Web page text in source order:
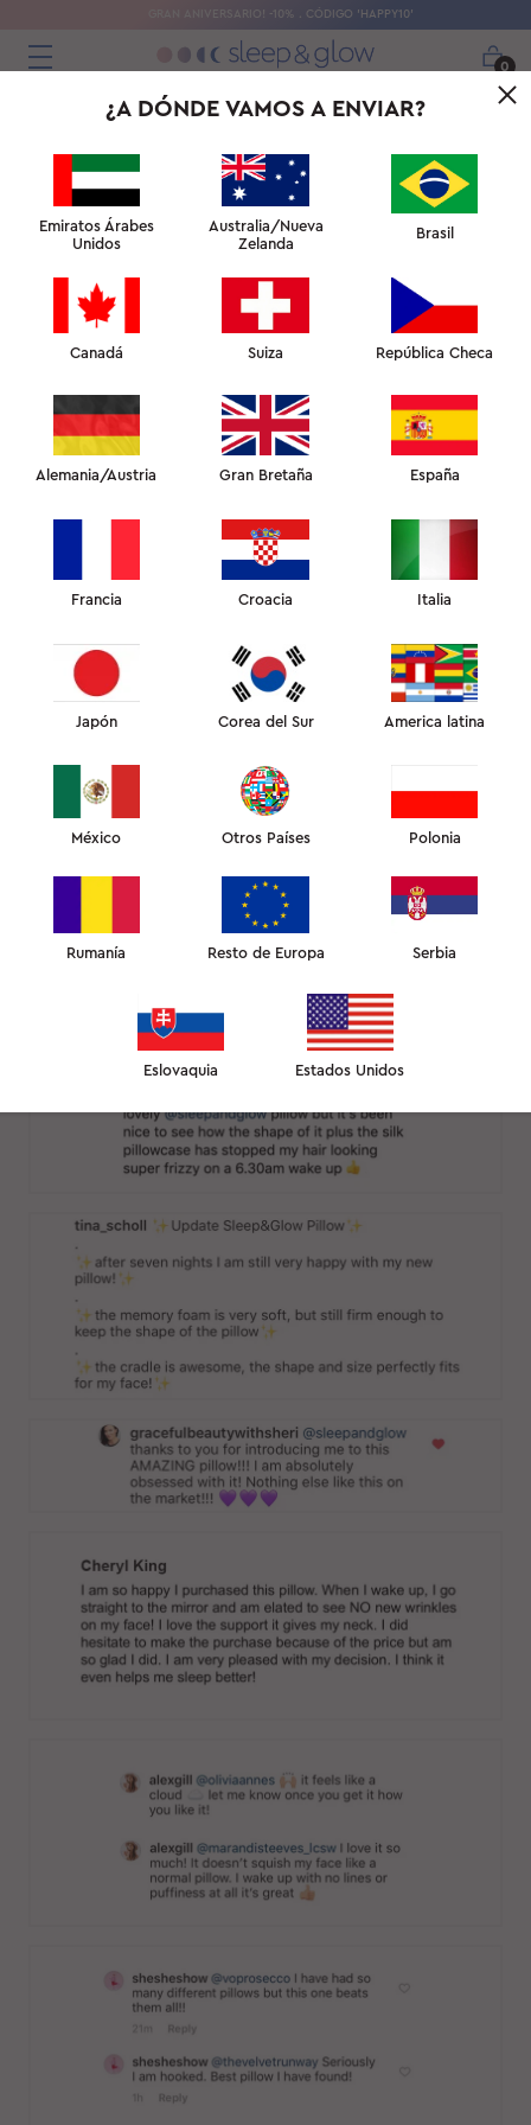
GRAN ANIVERSARIO! -10% . CÓDIGO 'HAPPY10'
0
OPINIONES DE LOS CLIENTES
DEJA UNA RESEÑA
RESEÑAS DE INSTAGRAM
RESEÑAS DE CLIENTES
RESEÑAS DE INSTAGRAM
¿A DÓNDE VAMOS A ENVIAR?
Emiratos Árabes
Unidos
Australia/Nueva
Zelanda
Brasil
Canadá Suiza República Checa
Alemania/Austria Gran Bretaña España
Francia Croacia Italia
Japón Corea del Sur America latina
México Otros Países Polonia
Rumanía Resto de Europa Serbia
Eslovaquia Estados Unidos